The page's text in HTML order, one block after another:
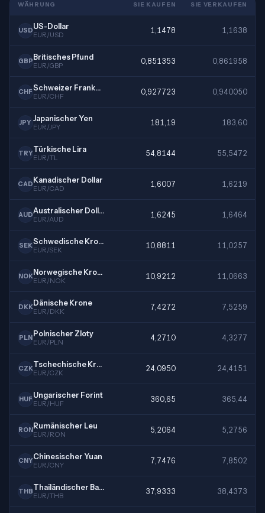
WÄHRUNG SIE KAUFEN SIE VERKAUFEN
USDUS-Dollar
EUR/USD 1,1478 1,1638
GBP Britisches Pfund
EUR/GBP 0,851353 0,861958
CHF Schweizer Franken
EUR/CHF 0,927723 0,940050
JPY Japanischer Yen
EUR/JPY 181,19 183,60
TRYTürkische Lira
EUR/TL 54,8144 55,5472
CAD Kanadischer Dollar
EUR/CAD 1,6007 1,6219
AUD Australischer Dollar
EUR/AUD 1,6245 1,6464
SEK Schwedische Krone
EUR/SEK 10,8811 11,0257
NOK Norwegische Krone
EUR/NOK 10,9212 11,0663
DKKDänische Krone
EUR/DKK 7,4272 7,5259
PLN Polnischer Zloty
EUR/PLN 4,2710 4,3277
CZK Tschechische Krone
EUR/CZK 24,0950 24,4151
HUF Ungarischer Forint
EUR/HUF 360,65 365,44
RONRumänischer Leu
EUR/RON 5,2064 5,2756
CNYChinesischer Yuan
EUR/CNY 7,7476 7,8502
THB Thailändischer Baht
EUR/THB 37,9333 38,4373